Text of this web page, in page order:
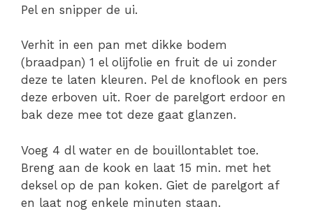
Pel en snipper de ui.
Verhit in een pan met dikke bodem
(braadpan) 1 el olijfolie en fruit de ui zonder
deze te laten kleuren. Pel de knoflook en pers
deze erboven uit. Roer de parelgort erdoor en
bak deze mee tot deze gaat glanzen.
Voeg 4 dl water en de bouillontablet toe.
Breng aan de kook en laat 15 min. met het
deksel op de pan koken. Giet de parelgort af
en laat nog enkele minuten staan.